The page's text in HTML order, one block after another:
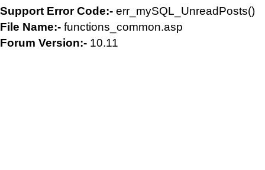
Support Error Code:- err_mySQL_UnreadPosts()
File Name:- functions_common.asp
Forum Version:- 10.11